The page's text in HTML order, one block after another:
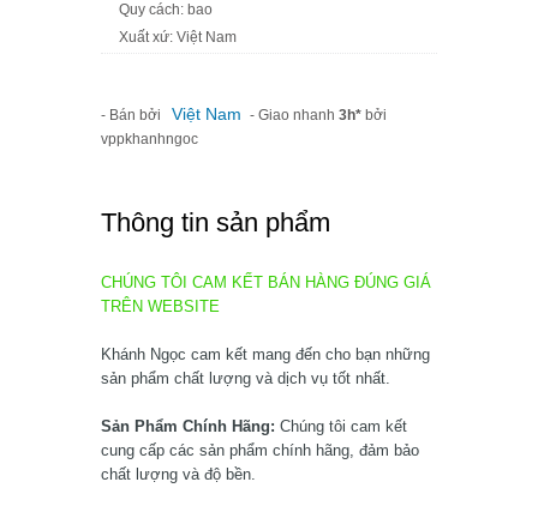
Quy cách: bao
Xuất xứ: Việt Nam
- Bán bởi Việt Nam - Giao nhanh 3h* bởi
vppkhanhngoc
Thông tin sản phẩm
CHÚNG TÔI CAM KẾT BÁN HÀNG ĐÚNG GIÁ
TRÊN WEBSITE
Khánh Ngọc cam kết mang đến cho bạn những
sản phẩm chất lượng và dịch vụ tốt nhất.
Sản Phẩm Chính Hãng: Chúng tôi cam kết
cung cấp các sản phẩm chính hãng, đảm bảo
chất lượng và độ bền.